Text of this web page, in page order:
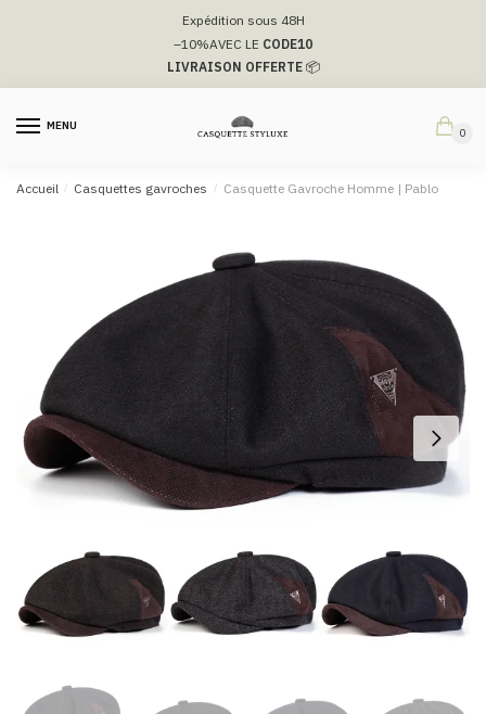
navigation
Expédition sous 48H
–10%AVEC LE CODE10
LIVRAISON OFFERTE📦
MENU
0
Accueil / Casquettes gavroches / Casquette Gavroche Homme | Pablo